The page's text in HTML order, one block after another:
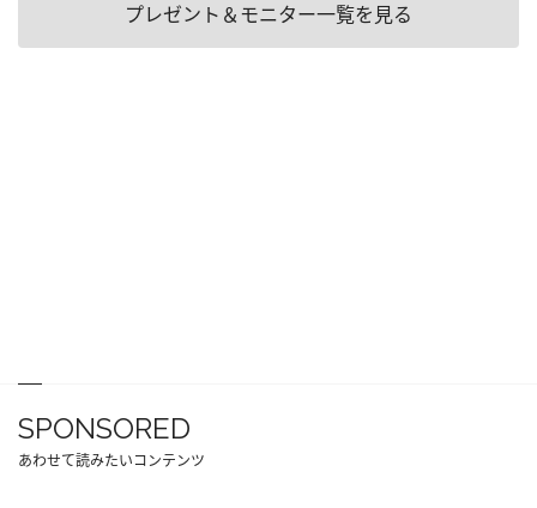
プレゼント＆モニター一覧を見る
SPONSORED
あわせて読みたいコンテンツ